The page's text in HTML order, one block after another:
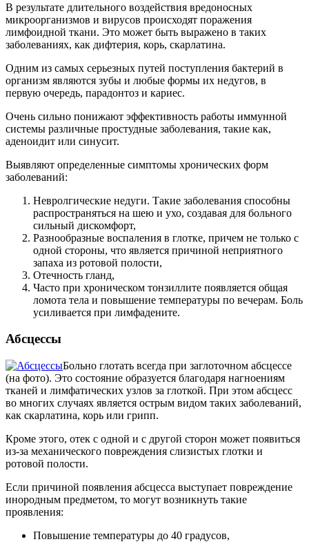
В результате длительного воздействия вредоносных
микроорганизмов и вирусов происходят поражения
лимфоидной ткани. Это может быть выражено в таких
заболеваниях, как дифтерия, корь, скарлатина.
Одним из самых серьезных путей поступления бактерий в
организм являются зубы и любые формы их недугов, в
первую очередь, парадонтоз и кариес.
Очень сильно понижают эффективность работы иммунной
системы различные простудные заболевания, такие как,
аденоидит или синусит.
Выявляют определенные симптомы хронических форм
заболеваний:
Невролгические недуги. Такие заболевания способны
распространяться на шею и ухо, создавая для больного
сильный дискомфорт,
Разнообразные воспаления в глотке, причем не только с
одной стороны, что является причиной неприятного
запаха из ротовой полости,
Отечность гланд,
Часто при хроническом тонзиллите появляется общая
ломота тела и повышение температуры по вечерам. Боль
усиливается при лимфадените.
Абсцессы
Больно глотать всегда при заглоточном абсцессе
(на фото). Это состояние образуется благодаря нагноениям
тканей и лимфатических узлов за глоткой. При этом абсцесс
во многих случаях является острым видом таких заболеваний,
как скарлатина, корь или грипп.
Кроме этого, отек с одной и с другой сторон может появиться
из-за механического повреждения слизистых глотки и
ротовой полости.
Если причиной появления абсцесса выступает повреждение
инородным предметом, то могут возникнуть такие
проявления:
Повышение температуры до 40 градусов,